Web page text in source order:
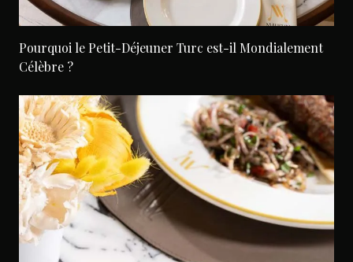
Pourquoi le Petit-Déjeuner Turc est-il Mondialement
Célèbre ?